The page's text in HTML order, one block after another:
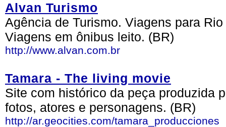
Alvan Turismo
Agência de Turismo. Viagens para
Viagens em ônibus leito. (BR)
http://www.alvan.com.br
Tamara - The living movie
Site com histórico da peça produzida
fotos, atores e personagens. (BR)
http://ar.geocities.com/tamara_producciones